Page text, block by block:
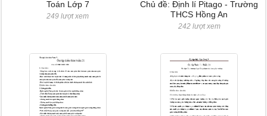
Toán Lớp 7
249 lượt xem
Chủ đề: Định lí Pitago - Trường
THCS Hồng An
242 lượt xem